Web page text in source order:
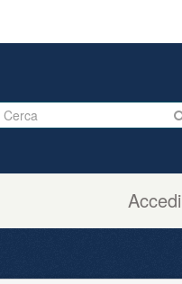
Accedi